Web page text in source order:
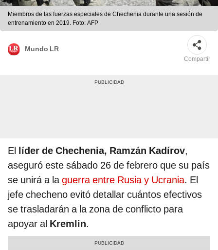
Miembros de las fuerzas especiales de Chechenia durante una sesión de
entrenamiento en 2019. Foto: AFP
Mundo LR
Compartir
El líder de Chechenia, Ramzán Kadírov,
aseguró este sábado 26 de febrero que su país
se unirá a laguerra entre Rusia y Ucrania. El
jefe checheno evitó detallar cuántos efectivos
se trasladarán a la zona de conflicto para
apoyar al Kremlin.